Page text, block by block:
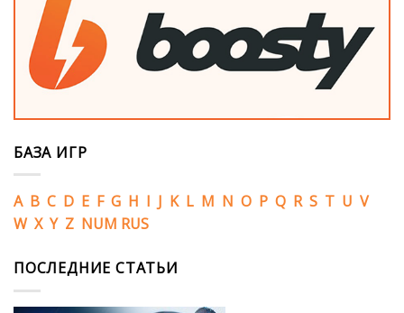
БАЗА ИГР
A B C D E F G H I J K L M N O P Q R S T U V
W X Y Z NUM RUS
ПОСЛЕДНИЕ СТАТЬИ